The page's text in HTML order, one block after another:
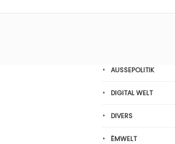
AUSSEPOLITIK
DIGITAL WELT
DIVERS
ËMWELT